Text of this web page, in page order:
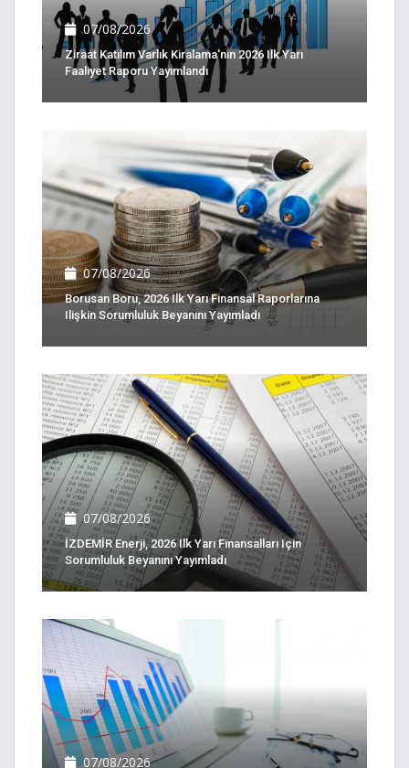
07/08/2026
Ziraat Katılım Varlık Kiralama'nın 2026 Ilk Yarı
Faaliyet Raporu Yayımlandı
07/08/2026
Borusan Boru, 2026 Ilk Yarı Finansal Raporlarına
Ilişkin Sorumluluk Beyanını Yayımladı
07/08/2026
İZDEMİR Enerji, 2026 Ilk Yarı Finansalları Için
Sorumluluk Beyanını Yayımladı
07/08/2026